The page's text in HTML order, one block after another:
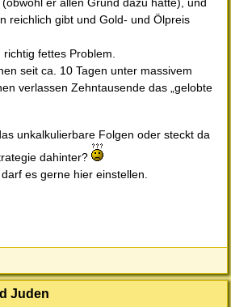
er allen Grund dazu hätte), und
reichlich gibt und Gold- und Ölpreis
fettes Problem.
seit ca. 10 Tagen unter massivem
verlassen Zehntausende das „gelobte
unkalkulierbare Folgen oder steckt da
dahinter?
es gerne hier einstellen.
Juden